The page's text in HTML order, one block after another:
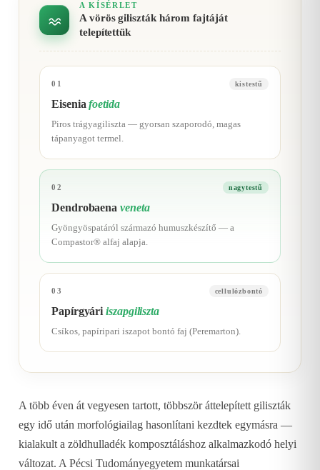
A KÍSÉRLET
A vörös giliszták három fajtáját
telepítettük
01 kistestű
Eiseniafoetida
Piros trágyagiliszta — gyorsan szaporodó, magas
tápanyagot termel.
02 nagytestű
Dendrobaenaveneta
Gyöngyöspatáról származó humuszkészítő — a
Compastor® alfaj alapja.
03 cellulózbontó
Papírgyáriiszapgiliszta
Csíkos, papíripari iszapot bontó faj (Peremarton).
A több éven át vegyesen tartott, többször áttelepített giliszták
egy idő után morfológiailag hasonlítani kezdtek egymásra —
kialakult a zöldhulladék komposztáláshoz alkalmazkodó helyi
változat. A Pécsi Tudományegyetem munkatársai